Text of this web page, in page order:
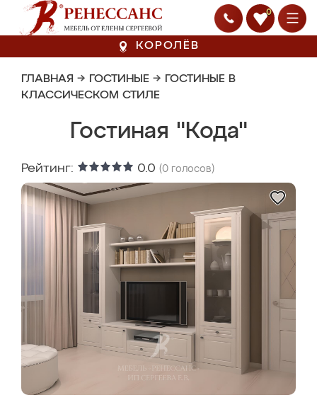
0
КОРОЛЁВ
ГЛАВНАЯ → ГОСТИНЫЕ → ГОСТИНЫЕ В
КЛАССИЧЕСКОМ СТИЛЕ
Гостиная "Кода"
Рейтинг: 0.0 (0 голосов)